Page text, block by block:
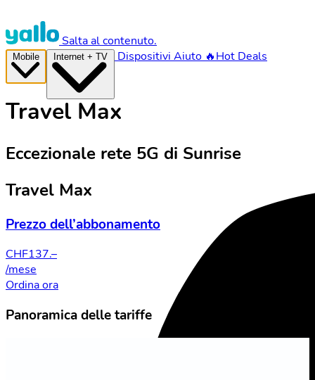
Salta al contenuto.
Dispositivi Aiuto 🔥Hot Deals
Travel Max
Eccezionale rete 5G di Sunrise
Travel Max
Prezzo dell’abbonamento
CHF137.–
/mese
Ordina ora
Panoramica delle tariffe